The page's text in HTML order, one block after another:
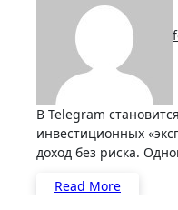
В Telegram становится всё больше псевдо-
инвестиционных
доход без риска.
Read More